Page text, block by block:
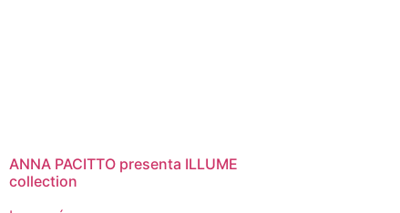
ANNA PACITTO presenta ILLUME
collection